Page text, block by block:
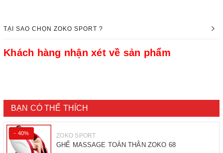
TẠI SAO CHỌN ZOKO SPORT ?
Khách hàng nhận xét về sản phẩm
BẠN CÓ THỂ THÍCH
- 40% ZOKO SPORT
GHẾ MASSAGE TOÀN THÂN ZOKO 68